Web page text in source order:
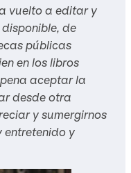
vuelto a editar y
de
públicas
en los libros
aceptar la
desde otra
y sumergirnos
entretenido y